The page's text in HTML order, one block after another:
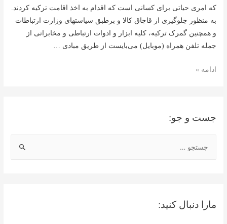
جست و جو:
بمارا دنبال کنید:
که امری حیاتی برای کسانی است که اقدام به اخذ اقامت ترکیه کردند.
به منظور جلوگیری از قاچاق کالا و برطبق سیاستهای وزارت ارتباطات
و همچنین گمرک ترکیه، کلیه ابزار و ادوات ارتباطی و مخابراتی از
جمله تلفن همراه (موبایل) می‌بایست از طریق مبادی …
رجیستر
ادامه »